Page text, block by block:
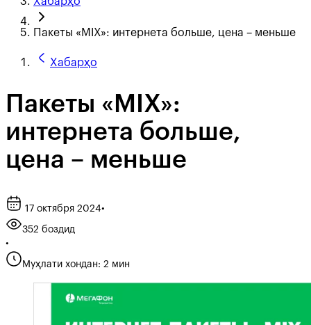
Пакеты «MIX»: интернета больше, цена – меньше
Хабарҳо
Пакеты «MIX»:
интернета больше,
цена – меньше
17 октября 2024•
352 боздид
•
Муҳлати хондан: 2 мин